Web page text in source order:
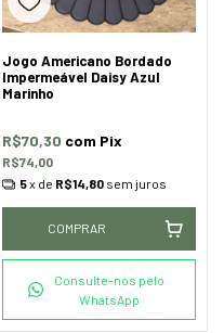
Jogo Americano Bordado
Impermeável Daisy Azul
Marinho
R$74,00
R$70,30 com Pix
5x de R$14,80 sem juros
COMPRAR
Consulte-nos pelo
WhatsApp